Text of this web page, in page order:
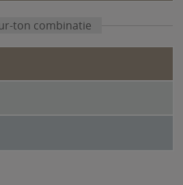
ton combinatie